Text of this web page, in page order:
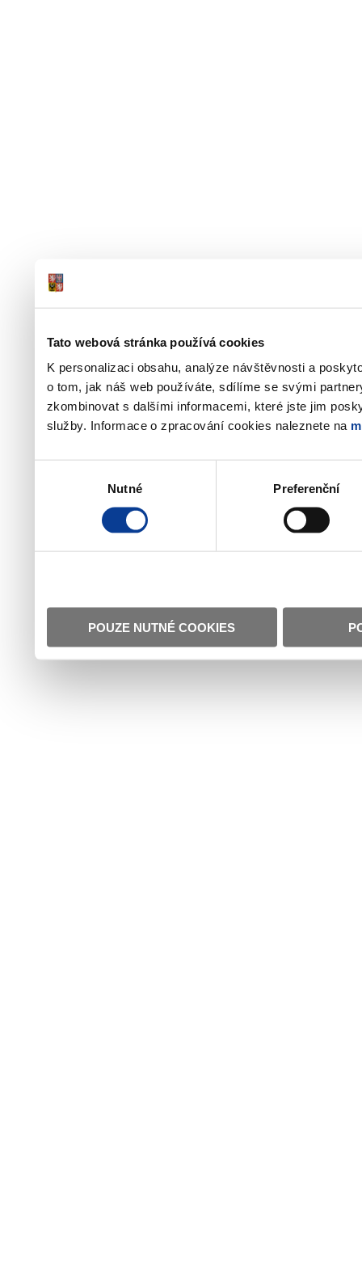
Tato webová stránka používá cookies
K personalizaci obsahu, analýze návštěvnosti a
o tom, jak náš web používáte, sdílíme se svými
zkombinovat s dalšími informacemi, které jste jim
služby. Informace o zpracování cookies naleznete na
Nutné Preferenční
POUZE NUTNÉ COOKIES